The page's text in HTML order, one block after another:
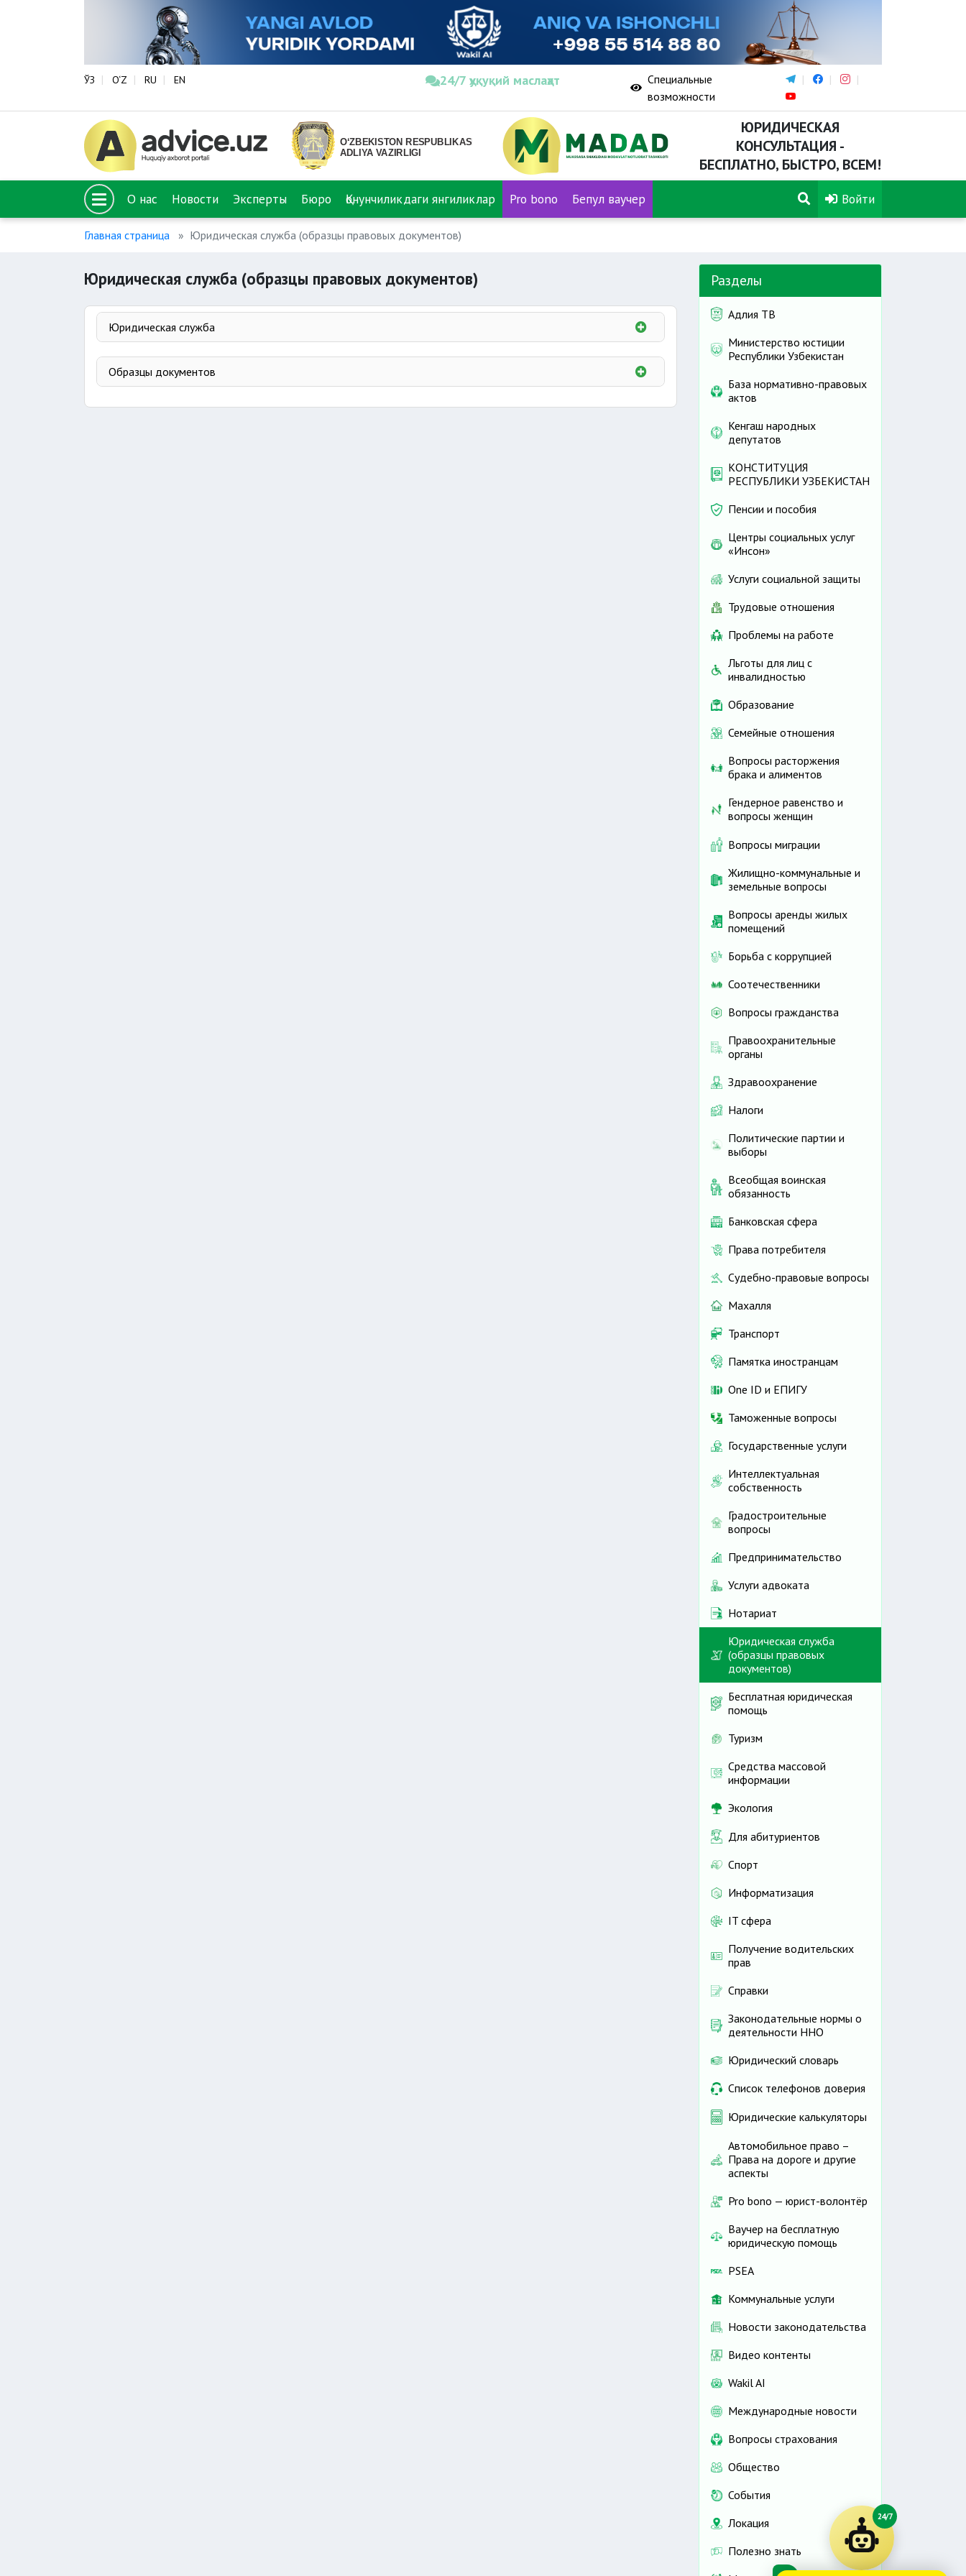
ЎЗ O‘Z RU EN 24/7 ҳуқуқий маслаҳат
Специальные
возможности
ЮРИДИЧЕСКАЯ
КОНСУЛЬТАЦИЯ -
БЕСПЛАТНО, БЫСТРО, ВСЕМ!
О нас Новости Эксперты Бюро Қонунчиликдаги янгиликлар Pro bono Бепул ваучер Войти
Главная страница Юридическая служба (образцы правовых документов)
Юридическая служба (образцы правовых документов)
Юридическая служба
Образцы документов
Образцы договоров
Разделы
Адлия ТВ
Министерство юстиции
Республики Узбекистан
База нормативно-правовых
актов
Кенгаш народных
депутатов
КОНСТИТУЦИЯ
РЕСПУБЛИКИ УЗБЕКИСТАН
Пенсии и пособия
Центры социальных услуг
«Инсон»
Услуги социальной защиты
Трудовые отношения
Проблемы на работе
Льготы для лиц с
инвалидностью
Образование
Семейные отношения
Вопросы расторжения
брака и алиментов
Гендерное равенство и
вопросы женщин
Вопросы миграции
Жилищно-коммунальные и
земельные вопросы
Вопросы аренды жилых
помещений
Борьба с коррупцией
Соотечественники
Вопросы гражданства
Правоохранительные
органы
Здравоохранение
Налоги
Политические партии и
выборы
Всеобщая воинская
обязанность
Банковская сфера
Права потребителя
Судебно-правовые вопросы
Махалля
Транспорт
Памятка иностранцам
One ID и ЕПИГУ
Таможенные вопросы
Государственные услуги
Интеллектуальная
собственность
Градостроительные
вопросы
Предпринимательство
Услуги адвоката
Нотариат
Юридическая служба
(образцы правовых
документов)
Бесплатная юридическая
помощь
Туризм
Средства массовой
информации
Экология
Для абитуриентов
Спорт
Информатизация
IT сфера
Получение водительских
прав
Справки
Законодательные нормы о
деятельности ННО
Юридический словарь
Список телефонов доверия
Юридические калькуляторы
Автомобильное право –
Права на дороге и другие
аспекты
Pro bono — юрист-волонтёр
Ваучер на бесплатную
юридическую помощь
PSEA
Коммунальные услуги
Новости законодательства
Видео контенты
Wakil AI
Международные новости
Вопросы страхования
Общество
События
Локация
Полезно знать
24/7